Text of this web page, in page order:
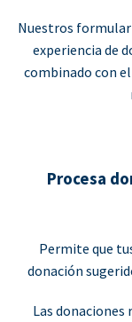
Nuestros
experiencia de
combinado con
Procesa
Permite que
donación
Las donaciones